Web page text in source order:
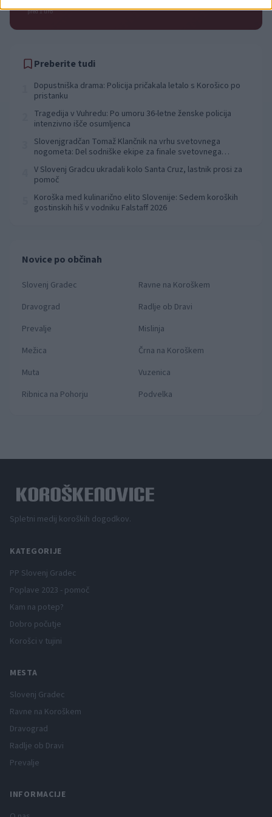
pred 1 uro
Preberite tudi
Dopustniška drama: Policija pričakala letalo s Korošico po
pristanku
Tragedija v Vuhredu: Po umoru 36-letne ženske policija
intenzivno išče osumljenca
Slovenjgradčan Tomaž Klančnik na vrhu svetovnega
nogometa: Del sodniške ekipe za finale svetovnega
V Slovenj Gradcu ukradali kolo Santa Cruz, lastnik prosi za
pomoč
Koroška med kulinarično elito Slovenije: Sedem koroških
gostinskih hiš v vodniku Falstaff 2026
Novice po občinah
Slovenj Gradec
Ravne na Koroškem
Dravograd
Radlje ob Dravi
Prevalje
Mislinja
Mežica
Črna na Koroškem
Muta
Vuzenica
Ribnica na Pohorju
Podvelka
Spletni medij koroških dogodkov.
KATEGORIJE
PP Slovenj Gradec
Poplave 2023 - pomoč
Kam na potep?
Dobro počutje
Korošci v tujini
MESTA
Slovenj Gradec
Ravne na Koroškem
Dravograd
Radlje ob Dravi
Prevalje
INFORMACIJE